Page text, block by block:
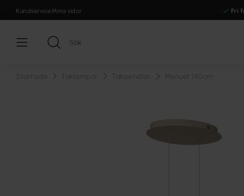
KundserviceMina sidor Fri